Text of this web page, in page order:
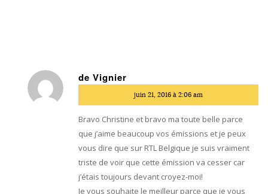
de Vignier
:
juin 21, 2016 à 2:06 am
Bravo Christine et bravo ma toute belle parce
que j’aime beaucoup vos émissions et je peux
vous dire que sur RTL Belgique je suis vraiment
triste de voir que cette émission va cesser car
j’étais toujours devant croyez-moi!
Je vous souhaite le meilleur parce que je vous